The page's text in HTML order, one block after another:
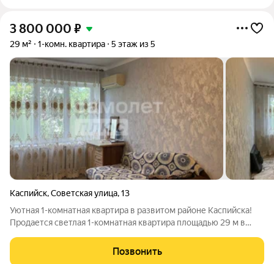
3 800 000 ₽
29 м² 1-комн. квартира 5 этаж из 5
Каспийск,Советская улица,13
Уютная 1-комнатная квартира в развитом районе Каспийска!
Продается светлая 1-комнатная квартира площадью 29 м в
полностью готова к проживанию: выполнен ремонт в светлых
тонах, создающий
Позвонить